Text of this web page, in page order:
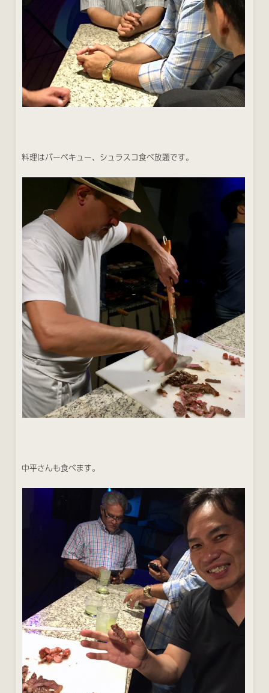
料理はバーベキュー、シュラスコ食べ放題です。
中平さんも食べます。